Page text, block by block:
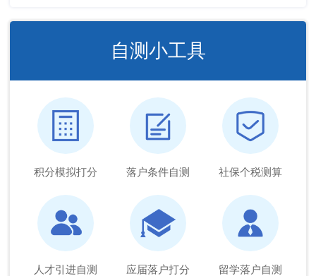
自测小工具
积分模拟打分 落户条件自测 社保个税测算
人才引进自测 应届落户打分 留学落户自测